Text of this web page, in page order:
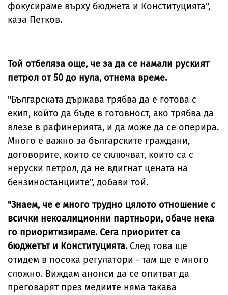
фокусираме върху бюджета и Конституцията",
каза Петков.
Той отбеляза още, че за да се намали руският
петрол от 50 до нула, отнема време.
"Българската държава трябва да е готова с
екип, който да бъде в готовност, ако трябва да
влезе в рафинерията, и да може да се оперира.
Много е важно за българските граждани,
договорите, които се сключват, които са с
неруски петрол, да не вдигнат цената на
бензиностанциите", добави той.
"Знаем, че е много трудно цялото отношение с
всички некоалиционни партньори, обаче нека
го приоритизираме. Сега приоритет са
бюджетът и Конституцията. След това ще
отидем в посока регулатори - там ще е много
сложно. Виждам анонси да се опитват да
преговарят през медиите няма такава